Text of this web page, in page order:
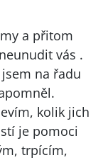
a přitom
vás .
na řadu
kolik jich
je pomoci
trpícím,